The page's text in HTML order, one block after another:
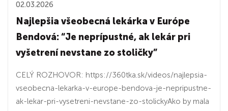
02.03.2026
Najlepšia všeobecná lekárka v Európe
Bendová: “Je neprípustné, ak lekár pri
vyšetrení nevstane zo stoličky”
CELÝ ROZHOVOR: https://360tka.sk/videos/najlepsia-
vseobecna-lekarka-v-europe-bendova-je-nepripustne-
ak-lekar-pri-vysetreni-nevstane-zo-stolickyAko by mala